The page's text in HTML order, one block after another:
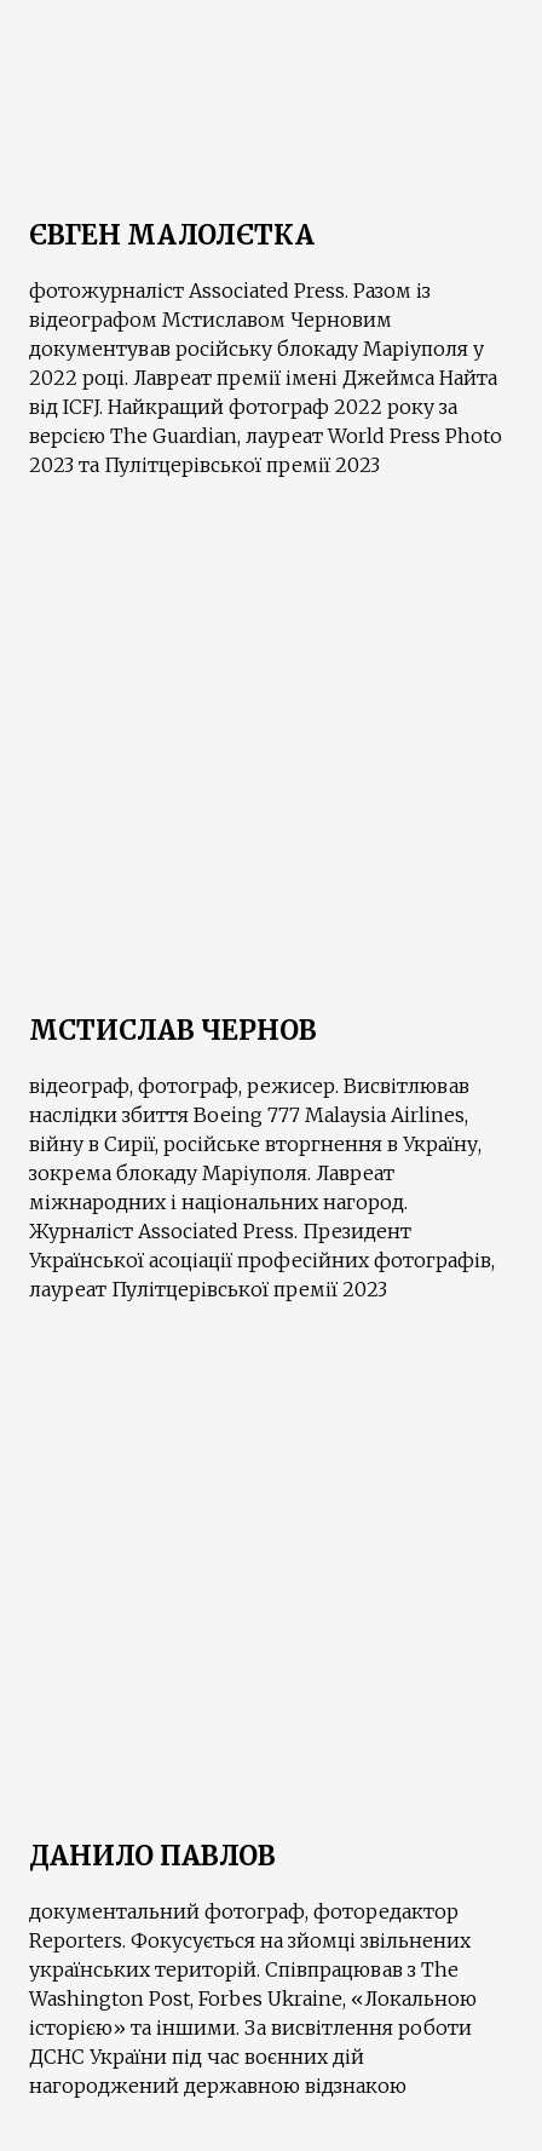
ЄВГЕН МАЛОЛЄТКА
фотожурналіст Associated Press. Разом із
відеографом Мстиславом Черновим
документував російську блокаду Маріуполя у
2022 році. Лавреат премії імені Джеймса Найта
від ICFJ. Найкращий фотограф 2022 року за
версією The Guardian, лауреат World Press Photo
2023 та Пулітцерівської премії 2023
МСТИСЛАВ ЧЕРНОВ
відеограф, фотограф, режисер. Висвітлював
наслідки збиття Boeing 777 Malaysia Airlines,
війну в Сирії, російське вторгнення в Україну,
зокрема блокаду Маріуполя. Лавреат
міжнародних і національних нагород.
Журналіст Associated Press. Президент
Української асоціації професійних фотографів,
лауреат Пулітцерівської премії 2023
ДАНИЛО ПАВЛОВ
документальний фотограф, фоторедактор
Reporters. Фокусується на зйомці звільнених
українських територій. Співпрацював з The
Washington Post, Forbes Ukraine, «Локальною
історією» та іншими. За висвітлення роботи
ДСНС України під час воєнних дій
нагороджений державною відзнакою